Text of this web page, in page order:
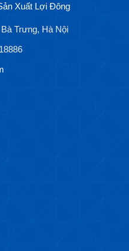
Xuất Lợi Đông
Trưng, Hà Nội